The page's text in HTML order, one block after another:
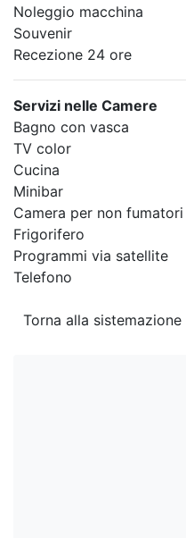
Noleggio macchina
Souvenir
Recezione 24 ore
Servizi nelle Camere
Bagno con vasca
TV color
Cucina
Minibar
Camera per non fumatori
Frigorifero
Programmi via satellite
Telefono
Torna alla sistemazione